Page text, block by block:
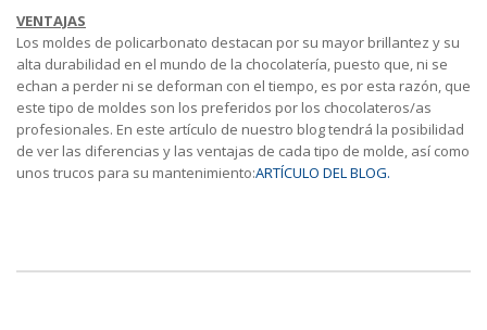
VENTAJAS
Los moldes de policarbonato destacan por su mayor brillantez y su
alta durabilidad en el mundo de la chocolatería, puesto que, ni se
echan a perder ni se deforman con el tiempo, es por esta razón, que
este tipo de moldes son los preferidos por los chocolateros/as
profesionales. En este artículo de nuestro blog tendrá la posibilidad
de ver las diferencias y las ventajas de cada tipo de molde, así como
unos trucos para su mantenimiento:ARTÍCULO DEL BLOG.